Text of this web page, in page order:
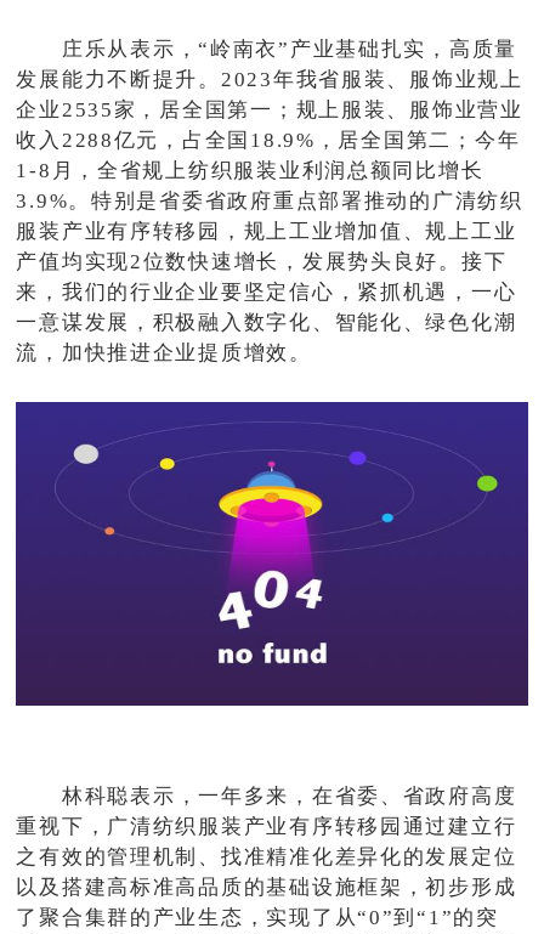
庄乐从表示，“岭南衣”产业基础扎实，高质量
发展能力不断提升。2023年我省服装、服饰业规上
企业2535家，居全国第一；规上服装、服饰业营业
收入2288亿元，占全国18.9%，居全国第二；今年
1-8月，全省规上纺织服装业利润总额同比增长
3.9%。特别是省委省政府重点部署推动的广清纺织
服装产业有序转移园，规上工业增加值、规上工业
产值均实现2位数快速增长，发展势头良好。接下
来，我们的行业企业要坚定信心，紧抓机遇，一心
一意谋发展，积极融入数字化、智能化、绿色化潮
流，加快推进企业提质增效。
林科聪表示，一年多来，在省委、省政府高度
重视下，广清纺织服装产业有序转移园通过建立行
之有效的管理机制、找准精准化差异化的发展定位
以及搭建高标准高品质的基础设施框架，初步形成
了聚合集群的产业生态，实现了从“0”到“1”的突